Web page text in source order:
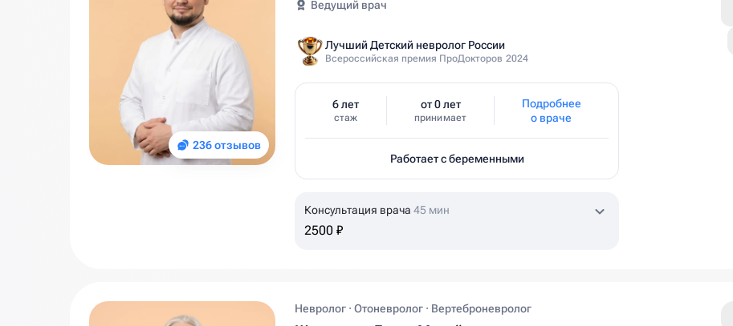
236 отзывов
Ведущий врач
Лучший Детский невролог России
Всероссийская премия ПроДокторов 2024
6 лет
стаж
от 0 лет
принимает
Подробнее
о враче
Работает с беременными
Консультация врача 45 мин
2500 ₽
Невролог · Отоневролог · Вертеброневролог